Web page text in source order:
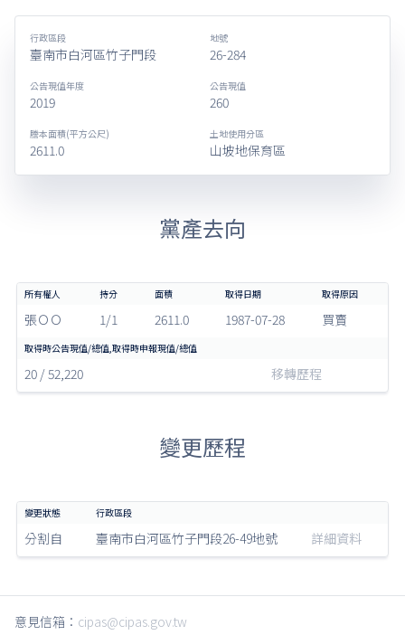
行政區段
臺南市白河區竹子門段
地號
26-284
公告現值年度
2019
公告現值
260
謄本面積(平方公尺)
2611.0
土地使用分區
山坡地保育區
黨產去向
張ＯＯ 1/1 2611.0 1987-07-28 買賣
20 / 52,220 移轉歷程
變更歷程
分割自 臺南市白河區竹子門段26-49地號 詳細資料
意見信箱： cipas@cipas.gov.tw